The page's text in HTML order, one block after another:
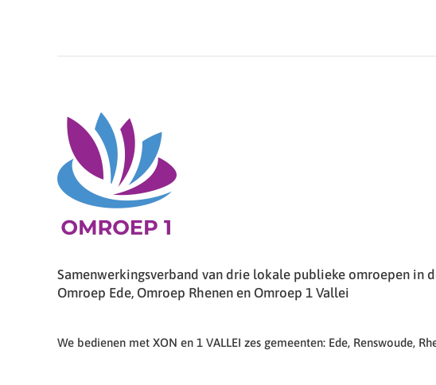
Samenwerkingsverband van drie lokale publieke omroepen in
Omroep Ede, Omroep Rhenen en Omroep 1 Vallei
We bedienen met XON en 1 VALLEI zes gemeenten: Ede, Renswoude,